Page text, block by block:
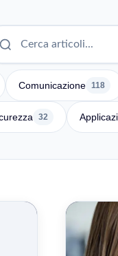
Comunicazione 118
32